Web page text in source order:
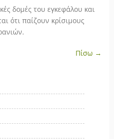
δομές του εγκεφάλου και
ότι παίζουν κρίσιμους
Πίσω →